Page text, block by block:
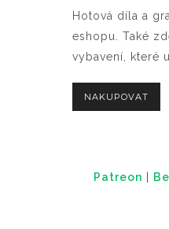
Hotová díla a
eshopu. Také
vybavení, které
NAKUPOVAT
Patreon